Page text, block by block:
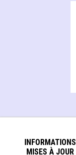
INFORMATIONS
MISES À JOUR